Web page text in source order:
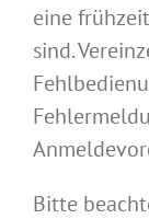
eine
sind.
Bitte